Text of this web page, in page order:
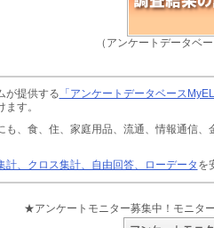
（アンケートデータベ
が提供する 「アンケートデータベース
す。
も、食、住、家庭用品、流通、情報通信、
計、クロス集計、自由回答、ローデータ を
★アンケートモニター募集中！モニタ